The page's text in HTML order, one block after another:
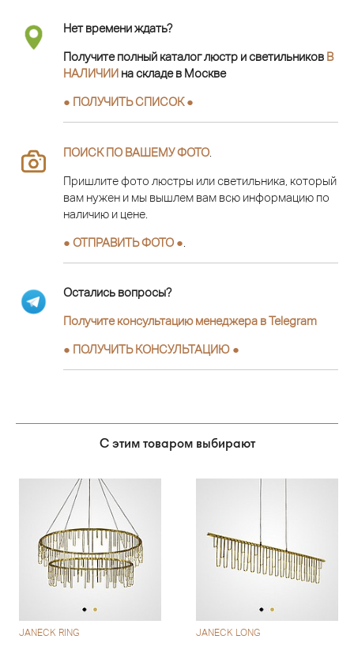
Нет времени ждать?
Получите полный каталог люстр и светильников В
НАЛИЧИИ на складе в Москве
● ПОЛУЧИТЬ СПИСОК ●
ПОИСК ПО ВАШЕМУ ФОТО
Пришлите фото люстры или светильника, который
вам нужен и мы вышлем вам всю информацию по
наличию и цене.
● ОТПРАВИТЬ ФОТО ●
Остались вопросы?
Получите консультацию менеджера в Telegram
● ПОЛУЧИТЬ КОНСУЛЬТАЦИЮ ●
С этим товаром выбирают
JANECK RING JANECK LONG